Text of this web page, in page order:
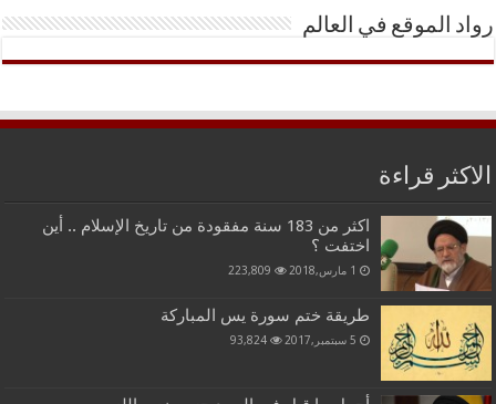
رواد الموقع في العالم
الاكثر قراءة
اكثر من 183 سنة مفقودة من تاريخ الإسلام .. أين
اختفت ؟
1 مارس,2018 223,809
طريقة ختم سورة يس المباركة
5 سبتمبر,2017 93,824